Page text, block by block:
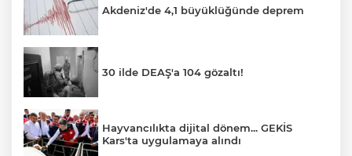
Akdeniz'de 4,1 büyüklüğünde deprem
30 ilde DEAŞ'a 104 gözaltı!
Hayvancılıkta dijital dönem... GEKİS
Kars'ta uygulamaya alındı